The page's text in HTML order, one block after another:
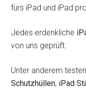
fürs iPad und iPad pro
Jedes erdenkliche
von uns geprüft.
Unter anderem
Schutzhüllen, iPad